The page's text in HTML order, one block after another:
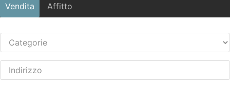
Vendita Affitto